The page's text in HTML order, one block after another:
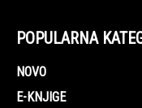
POPULARNA
NOVO
E-KNJIGE